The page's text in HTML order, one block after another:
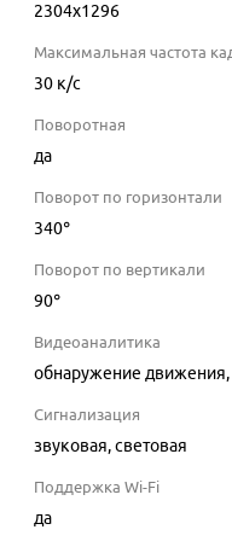
2304x1296
Максимальная частота
30 к/с
Поворотная
да
Поворот по горизонтали
340°
Поворот по вертикали
90°
Видеоаналитика
обнаружение
Сигнализация
звуковая, световая
Поддержка Wi-Fi
да